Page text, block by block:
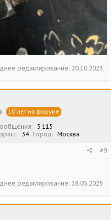
редактирование: 20.10.2023
10 лет на форуме
5 115
34 Город Москва
#9
редактирование: 18.05.2025